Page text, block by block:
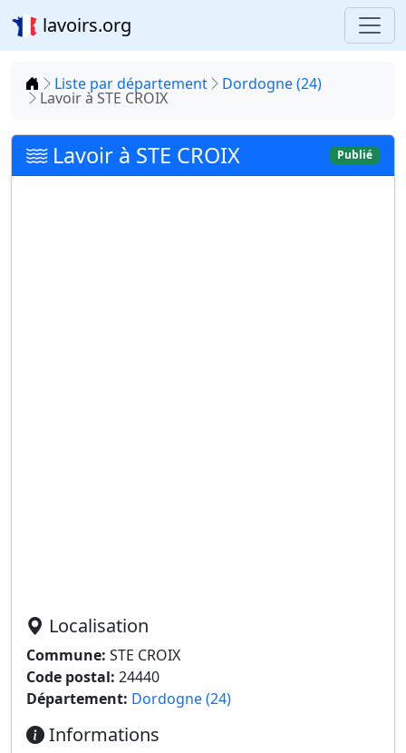
lavoirs.org
Accueil
Liste par département Dordogne (24)
Lavoir à STE CROIX
Lavoir à STE CROIX Publié
Localisation
Commune: STE CROIX
Code postal: 24440
Département: Dordogne (24)
Informations